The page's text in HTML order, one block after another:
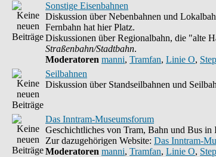
Sonstige Eisenbahnen
Diskussion über Nebenbahnen und
Fernbahn hat hier Platz.
Diskussionen über Regionalbahn, die "alte
Straßenbahn/Stadtbahn.
Moderatoren manni, Tramfan, Linie O,
Seilbahnen
Diskussion über Standseilbahnen und
Das Inntram-Museumsforum
Geschichtliches von Tram, Bahn und Bus
Zur dazugehörigen Website: Das Inntram-
Moderatoren manni, Tramfan, Linie O,